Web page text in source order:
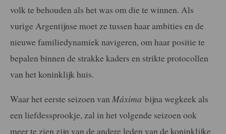
volk te behouden als het was om die te winnen. Als
vurige Argentijnse moet ze tussen haar ambities en de
nieuwe familiedynamiek navigeren, om haar positie te
bepalen binnen de strakke kaders en strikte protocollen
van het koninklijk huis.
Waar het eerste seizoen van Máxima bijna wegkeek als
een liefdessprookje, zal in het volgende seizoen ook
meer te zien zijn van de andere leden van de koninklijke